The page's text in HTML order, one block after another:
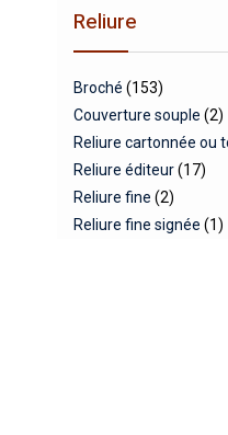
Reliure
Broché (153)
Couverture souple (2)
Reliure cartonnée ou
Reliure éditeur(17)
Reliure fine (2)
Reliure fine signée (1)